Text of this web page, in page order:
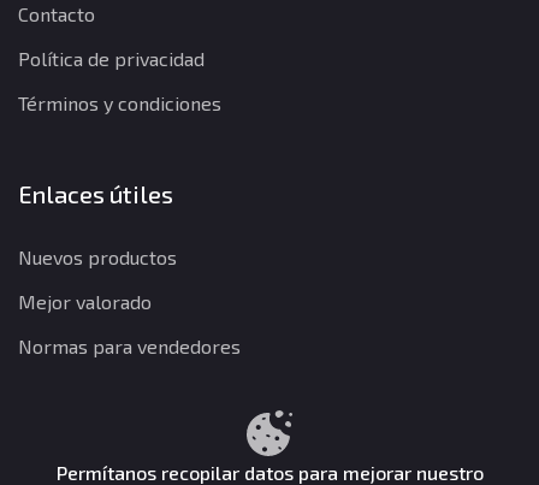
Contacto
Política de privacidad
Términos y condiciones
Enlaces útiles
Nuevos productos
Mejor valorado
Normas para vendedores
Términos y condiciones
Permítanos recopilar datos para mejorar nuestro